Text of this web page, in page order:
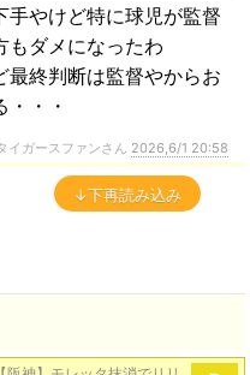
手やけど特に球児が監督
もダメになったわ
最終判断は監督やからお
・・
イガースファンさん 2026,6/1 20:58
↓下再読み込み